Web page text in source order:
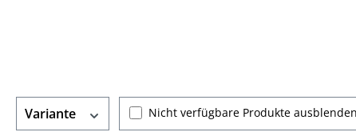
Variante Nicht verfügbare Produkte ausblenden